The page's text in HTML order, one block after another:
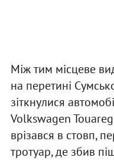
Між тим місцеве
на перетині
зіткнулися
Volkswagen
врізався в стовп,
тротуар, де збив